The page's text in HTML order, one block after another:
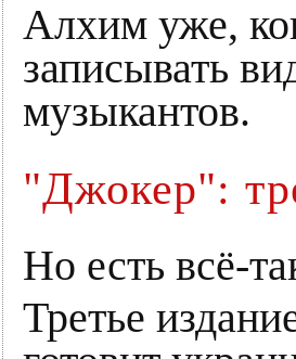
Алхим уже,
записывать
музыкантов.
"Джокер":
Но есть всё-
Третье